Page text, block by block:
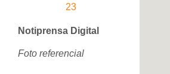
23
Notiprensa Digital
Foto referencial